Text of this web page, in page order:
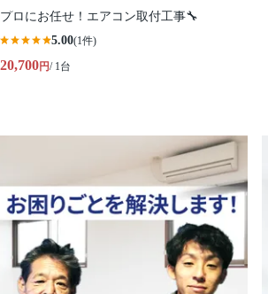
プロにお任せ！エアコン取付工事🔧
5.00(1件)
20,700円/ 1台